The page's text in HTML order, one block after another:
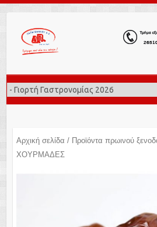
Αρχική σελίδα / Προϊόντα πρωινού
ΧΟΥΡΜΑΔΕΣ